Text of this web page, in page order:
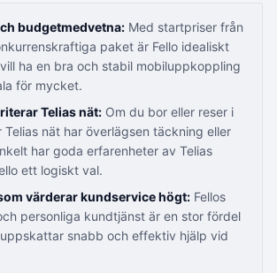
budgetmedvetna: Med startpriser från
paket är Fello idealiskt
ha en bra och stabil mobiluppkoppling
för mycket.
Telias nät: Om du bor eller reser i
Telias nät har överlägsen täckning eller
har goda erfarenheter av Telias
ett logiskt val.
värderar kundservice högt: Fellos
personliga kundtjänst är en stor fördel
snabb och effektiv hjälp vid